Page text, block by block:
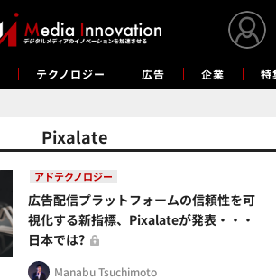
テクノロジー 広告 企業 特
Pixalate
アドテクノロジー
広告配信プラットフォームの信頼性を可
視化する新指標、Pixalateが発表・・・
日本では?
Manabu Tsuchimoto